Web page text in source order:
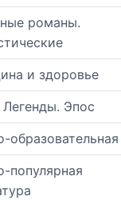
романы.
и здоровье
Эпос
образовательная
популярная